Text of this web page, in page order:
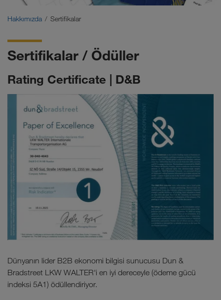
Compliance
WALTER GROUP
İş ve kariyer
Hakkımızda Sertifikalar
Sertifikalar / Ödüller
Rating Certificate | D&B
Dünyanın lider B2B ekonomi bilgisi sunucusu Dun &
Bradstreet LKW WALTER'i en iyi dereceyle (ödeme gücü
indeksi 5A1) ödüllendiriyor.